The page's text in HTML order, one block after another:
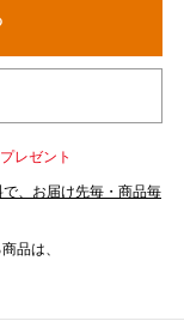
レゼント
、お届け先毎・商品毎
品は、